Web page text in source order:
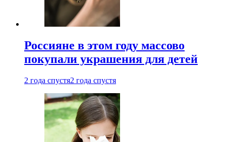
Россияне в этом году массово
покупали украшения для детей
2 года спустя2 года спустя